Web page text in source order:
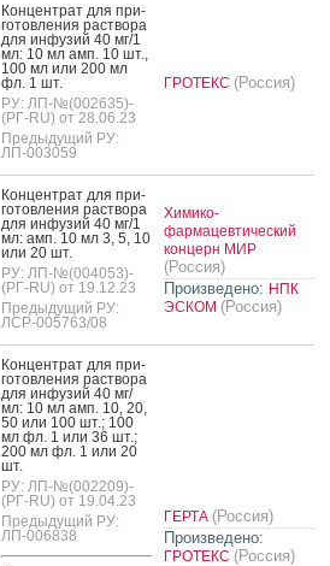
Кон­цен­трат для при­
готов­ле­ния рас­тво­ра
для ин­фу­зий 40 мг/1
мл: 10 мл амп. 10 шт.,
100 мл или 200 мл
фл. 1 шт.
РУ: ЛП-№(002635)-
(РГ-RU) от 28.06.23
Предыдущий РУ:
ЛП-003059
ГРОТЕКС (Россия)
Кон­цен­трат для при­
готов­ле­ния рас­тво­ра
для ин­фу­зий 40 мг/1
мл: амп. 10 мл 3, 5, 10
или 20 шт.
РУ: ЛП-№(004053)-
(РГ-RU) от 19.12.23
Предыдущий РУ:
ЛСР-005763/08
Химико-
фармацевтический
концерн МИР
(Россия)
Произведено: НПК
ЭСКОМ (Россия)
Кон­цен­трат для при­
готов­ле­ния рас­тво­ра
для ин­фу­зий 40 мг/
мл: 10 мл амп. 10, 20,
50 или 100 шт.; 100
мл фл. 1 или 36 шт.;
200 мл фл. 1 или 20
шт.
РУ: ЛП-№(002209)-
(РГ-RU) от 19.04.23
Предыдущий РУ:
ЛП-006838
ГЕРТА (Россия)
Произведено:
ГРОТЕКС (Россия)